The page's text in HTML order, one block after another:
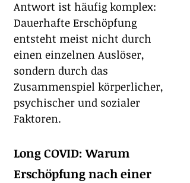
Antwort ist häufig komplex:
Dauerhafte Erschöpfung
entsteht meist nicht durch
einen einzelnen Auslöser,
sondern durch das
Zusammenspiel körperlicher,
psychischer und sozialer
Faktoren.
Long COVID: Warum
Erschöpfung nach einer